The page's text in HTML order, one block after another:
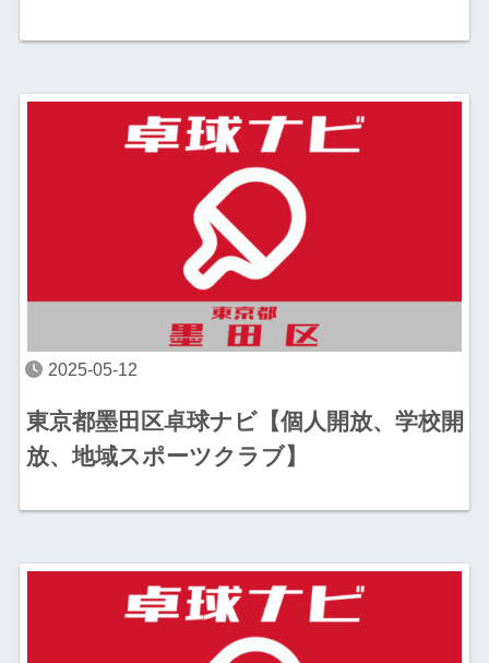
2025-05-12
東京都墨田区卓球ナビ【個人開放、学校開
放、地域スポーツクラブ】